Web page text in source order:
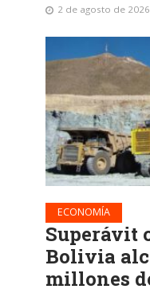
2 de agosto de 2026
ECONOMÍA
Superávit
Bolivia
millones